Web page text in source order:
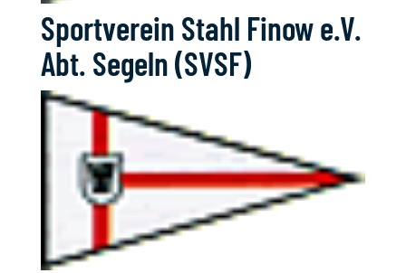
Sportverein Stahl Finow e.V.
Abt. Segeln (SVSF)